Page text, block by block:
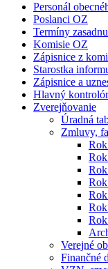
Personál
Poslanci OZ
Termíny
Komisie OZ
Zápisnice z
Starostka
Zápisnice a
Hlavný
Zverejňovanie
Úradná
Zmluvy,
Rok
Verejné
Finančné